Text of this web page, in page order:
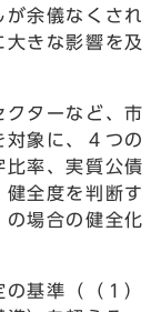
余儀なくされ
きな影響を及
ターなど、市
象に、４つの
比率、実質公債
全度を判断す
の場合の健全化
基準（（１）